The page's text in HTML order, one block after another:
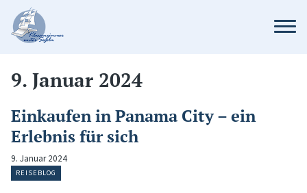
9. Januar 2024
Einkaufen in Panama City – ein
Erlebnis für sich
9. Januar 2024
REISEBLOG